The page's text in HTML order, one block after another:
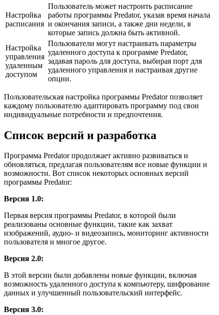
Настройка
расписания
Пользователь может настроить расписание
работы программы Predator, указав время начала
и окончания записи, а также дни недели, в
которые запись должна быть активной.
Настройка
управления
удаленным
доступом
Пользователи могут настраивать параметры
удаленного доступа к программе Predator,
задавая пароль для доступа, выбирая порт для
удаленного управления и настраивая другие
опции.
Пользовательская настройка программы Predator позволяет
каждому пользователю адаптировать программу под свои
индивидуальные потребности и предпочтения.
Список версий и разработка
Программа Predator продолжает активно развиваться и
обновляться, предлагая пользователям все новые функции и
возможности. Вот список некоторых основных версий
программы Predator:
Версия 1.0:
Первая версия программы Predator, в которой были
реализованы основные функции, такие как захват
изображений, аудио- и видеозапись, мониторинг активности
пользователя и многое другое.
Версия 2.0:
В этой версии были добавлены новые функции, включая
возможность удаленного доступа к компьютеру, шифрование
данных и улучшенный пользовательский интерфейс.
Версия 3.0: